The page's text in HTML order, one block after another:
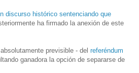
discurso histórico sentenciando que
ha firmado la anexión de este
previsible - del referéndum
ganadora la opción de separarse de